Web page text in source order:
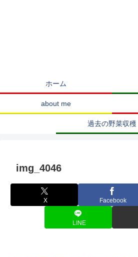
ホーム
about me
過去の野菜収穫
img_4046
X Facebook
LINE